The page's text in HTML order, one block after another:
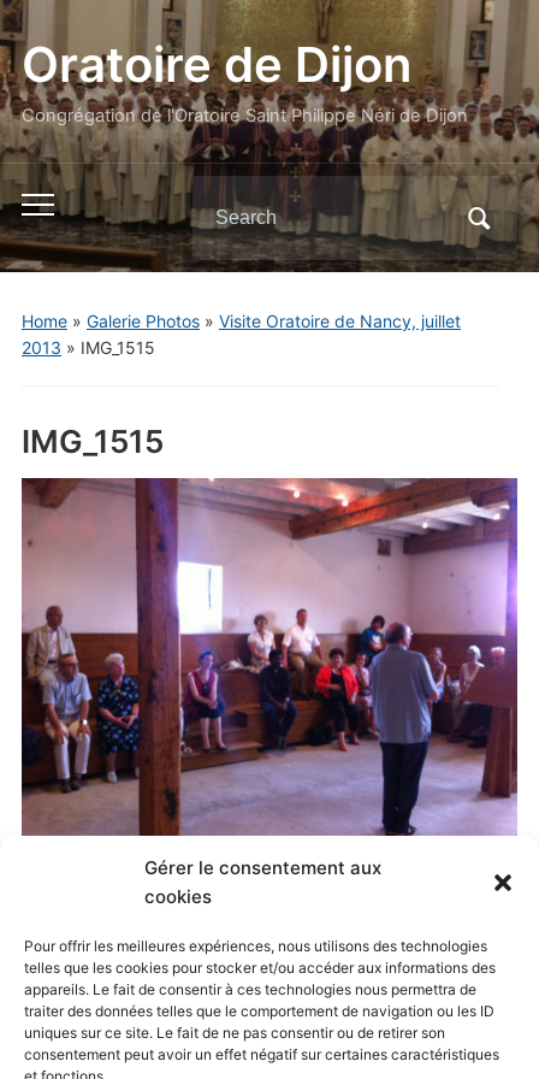
Gérer le consentement aux
cookies
Pour offrir les meilleures expériences, nous utilisons des technologies
telles que les cookies pour stocker et/ou accéder aux informations des
appareils. Le fait de consentir à ces technologies nous permettra de
traiter des données telles que le comportement de navigation ou les ID
uniques sur ce site. Le fait de ne pas consentir ou de retirer son
consentement peut avoir un effet négatif sur certaines caractéristiques
Oratoire de Dijon
Congrégation de l'Oratoire Saint Philippe Néri de Dijon
Toggle
mobile
menu
Search
for:
Home» Galerie Photos» Visite Oratoire de Nancy, juillet
2013 » IMG_1515
IMG_1515
11 octobre 2014
Visite Oratoire de Nancy, juillet 2013. Both comments
and trackbacks are currently closed.
← Previous